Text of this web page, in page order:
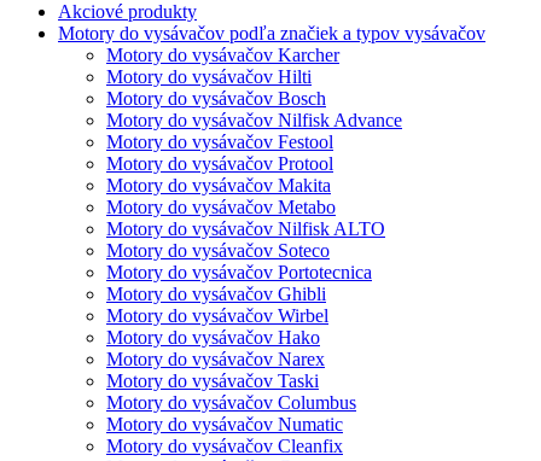
Akciové produkty
Motory do vysávačov podľa značiek a typov vysávačov
Motory do vysávačov Karcher
Motory do vysávačov Hilti
Motory do vysávačov Bosch
Motory do vysávačov Nilfisk Advance
Motory do vysávačov Festool
Motory do vysávačov Protool
Motory do vysávačov Makita
Motory do vysávačov Metabo
Motory do vysávačov Nilfisk ALTO
Motory do vysávačov Soteco
Motory do vysávačov Portotecnica
Motory do vysávačov Ghibli
Motory do vysávačov Wirbel
Motory do vysávačov Hako
Motory do vysávačov Narex
Motory do vysávačov Taski
Motory do vysávačov Columbus
Motory do vysávačov Numatic
Motory do vysávačov Cleanfix